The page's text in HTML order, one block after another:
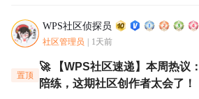
WPS社区侦探员
社区管理员 1天前
置顶
🚀 【WPS社区速递】本周热议
陪练，这期社区创作者太会了！